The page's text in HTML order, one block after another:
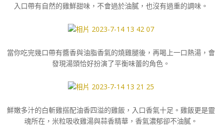
入口帶有自然的雞鮮甜味，不會過於油膩，也沒有過重的調味。
當你吃完幾口帶有醬香與油脂香氣的燒雞腿後，再喝上一口熱湯，會
發現湯頭恰好扮演了平衡味蕾的角色。
鮮嫩多汁的白斬雞搭配油香四溢的雞飯，入口香氣十足。雞飯更是靈
魂所在，米粒吸收雞湯與蒜香精華，香氣濃郁卻不油膩。